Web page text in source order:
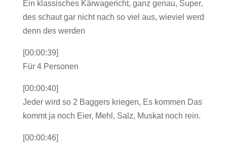
Ein klassisches Kärwagericht, ganz genau, Super,
des schaut gar nicht nach so viel aus, wieviel werd
denn des werden
[00:00:39]
Für 4 Personen
[00:00:40]
Jeder wird so 2 Baggers kriegen, Es kommen Das
kommt ja noch Eier, Mehl, Salz, Muskat noch rein.
[00:00:46]